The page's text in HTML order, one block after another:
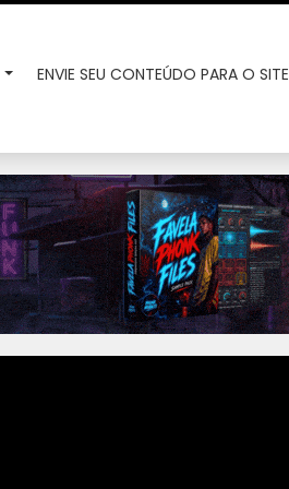
ENVIE SEU CONTEÚDO PARA O SITE